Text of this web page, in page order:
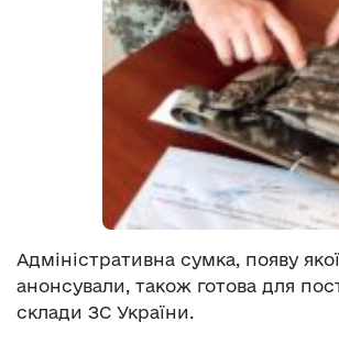
Адміністративна сумка, появу
анонсували, також готова для
склади ЗС України.